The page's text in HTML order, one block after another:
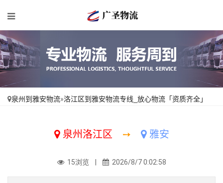
泉州到雅安物流»洛江区到雅安物流专线_放心物流「资质齐全」
泉州洛江区 ➙ 雅安
15浏览 | 2026/8/7 0:02:58